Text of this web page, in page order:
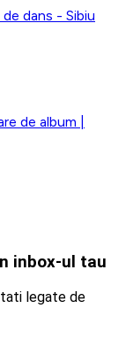
dans - Sibiu
de album |
inbox-ul tau
legate de